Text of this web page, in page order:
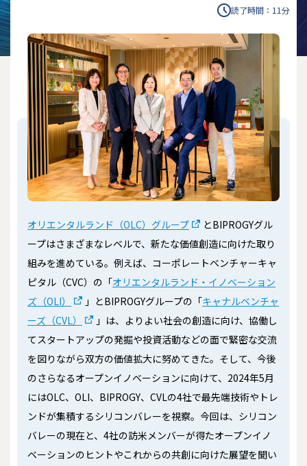
読了時間： 11分
オリエンタルランド（OLC）グループ
とBIPROGYグル
ープはさまざまなレベルで、新たな価値創造に向けた取り
組みを進めている。例えば、コーポレートベンチャーキャ
ピタル（CVC）の「オリエンタルランド・イノベーション
ズ（OLI）
」とBIPROGYグループの「キャナルベンチャ
ーズ（CVL）
」は、よりよい社会の創造に向け、協働し
てスタートアップの発掘や投資活動などの面で緊密な交流
を図りながら双方の価値拡大に努めてきた。そして、今後
のさらなるオープンイノベーションに向けて、2024年5月
にはOLC、OLI、BIPROGY、CVLの4社で最先端技術やトレ
ンドが集積するシリコンバレーを視察。今回は、シリコン
バレーの現在と、4社の訪米メンバーが得たオープンイノ
ベーションのヒントやこれからの共創に向けた展望を聞い